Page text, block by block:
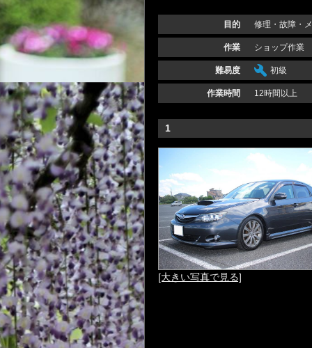
目的 修理・故障・
作業 ショップ作業
難易度 初級
作業時間 12時間以上
1
[大きい写真で見る]